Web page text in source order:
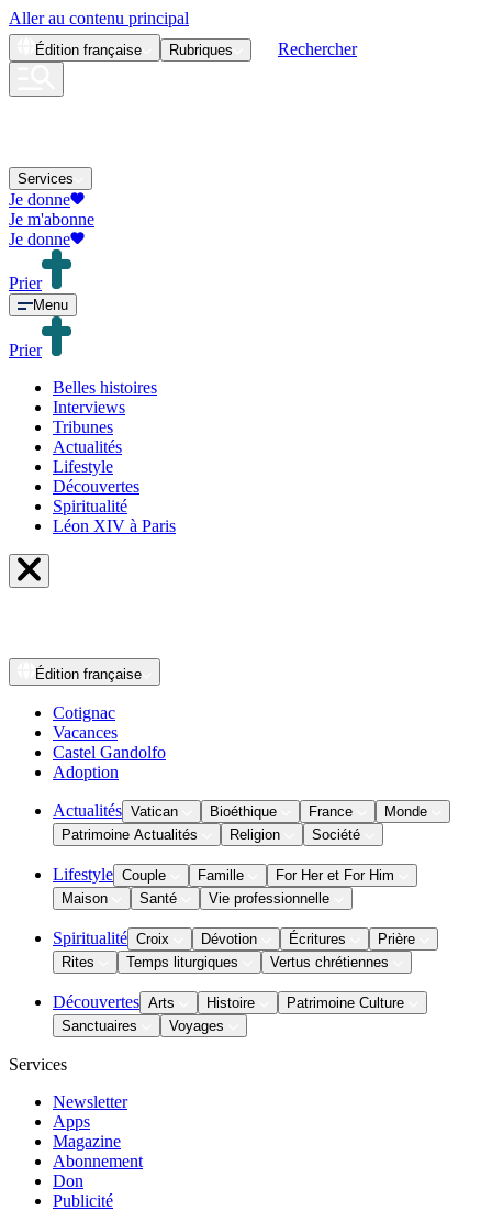
Aller au contenu principal
Édition française Rubriques Rechercher
Services
Je donne
Je m'abonne
Je donne
Prier
Menu
Prier
Belles histoires
Interviews
Tribunes
Actualités
Lifestyle
Découvertes
Spiritualité
Léon XIV à Paris
Édition française
Cotignac
Vacances
Castel Gandolfo
Adoption
Actualités Vatican Bioéthique France
Monde
Patrimoine Actualités
Religion Société
Lifestyle Couple Famille
For Her et For Him
Maison
Santé Vie professionnelle
Spiritualité Croix Dévotion Écritures
Prière
Rites
Temps liturgiques Vertus chrétiennes
Découvertes Arts Histoire
Patrimoine Culture
Sanctuaires
Voyages
Services
Newsletter
Apps
Magazine
Abonnement
Don
Publicité